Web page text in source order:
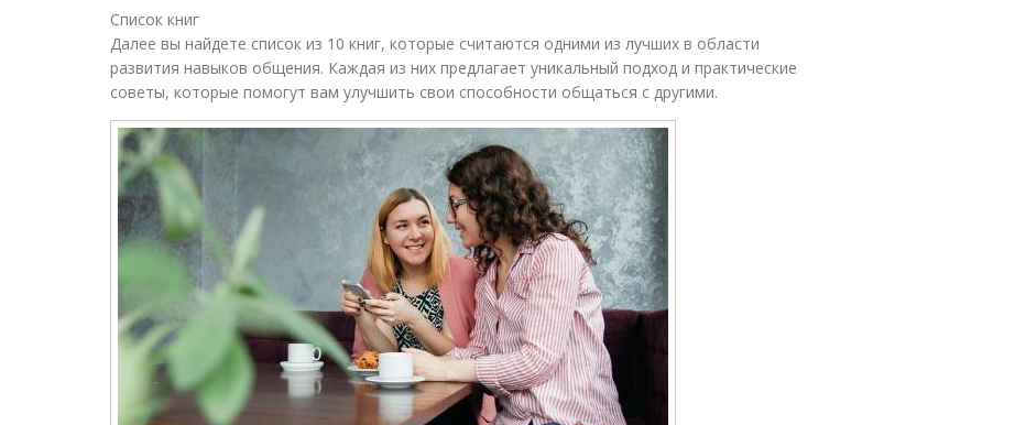
Список книг
Далее вы найдете список из 10 книг, которые считаются одними из лучших в области
развития навыков общения. Каждая из них предлагает уникальный подход и практические
советы, которые помогут вам улучшить свои способности общаться с другими.